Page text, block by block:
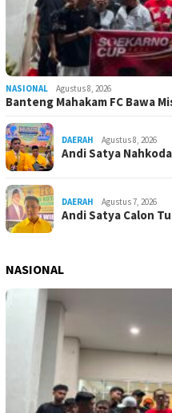
NASIONAL Agustus 8, 2026
Banteng Mahakam FC Bawa
DAERAH Agustus 8, 2026
Andi Satya
DAERAH Agustus 7, 2026
Andi Satya Calon
NASIONAL